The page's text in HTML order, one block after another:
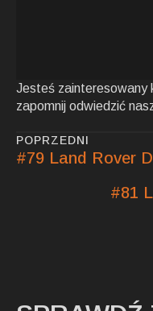
Jesteś zainteresowany
zapomnij odwiedzić
POPRZEDNI
#79 Land Rover
#81